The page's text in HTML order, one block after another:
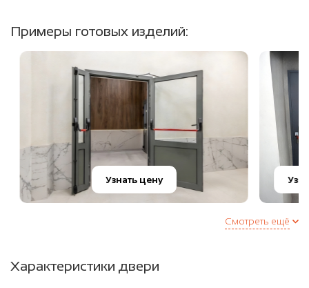
Примеры готовых изделий:
Узнать цену
Смотреть ещё
Характеристики двери